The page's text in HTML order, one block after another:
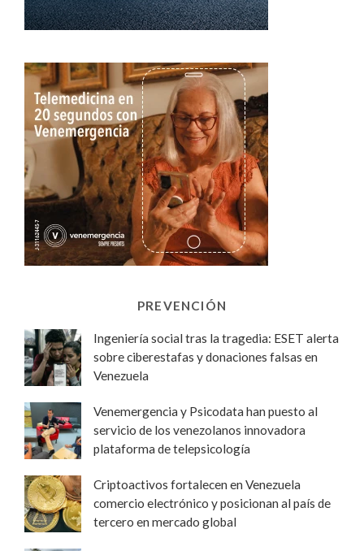
PREVENCIÓN
Ingeniería social tras la tragedia: ESET alerta
sobre ciberestafas y donaciones falsas en
Venezuela
Venemergencia y Psicodata han puesto al
servicio de los venezolanos innovadora
plataforma de telepsicología
Criptoactivos fortalecen en Venezuela
comercio electrónico y posicionan al país de
tercero en mercado global